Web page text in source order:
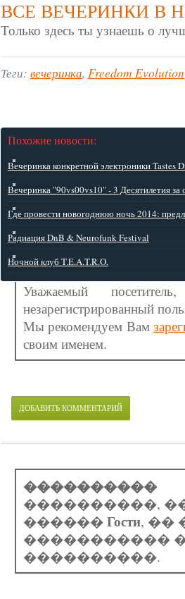
ВСЕ ВЕЧЕРИНКИ В
Только здесь ты узнаешь о
Теги: вечеринка, Freedom Evolution
Похожие новости:
Вечеринка конкретной электроники Tastes
Вечеринка "90vs00vs10" - 3 Десятилетия за
Где провести новогоднюю ночь 2014:
Радиация DnB & Neurofunk Festival
Ночной клуб T.E.A.T.R.O.
Уважаемый
незарегистрированный
Мы рекомендуем Вам
своим именем.
ДОБАВИТЬ КОММЕНТАРИЙ
����������
����������,
������Гости, ��
�����������
����������.